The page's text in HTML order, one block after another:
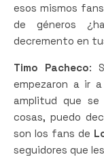
esos mismos
de géneros
decremento en
Timo Pacheco:
empezaron a ir
amplitud que
cosas, puedo
son los fans de
seguidores que